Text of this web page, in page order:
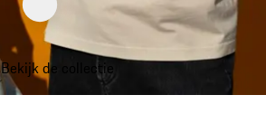
Bekijk de collectie